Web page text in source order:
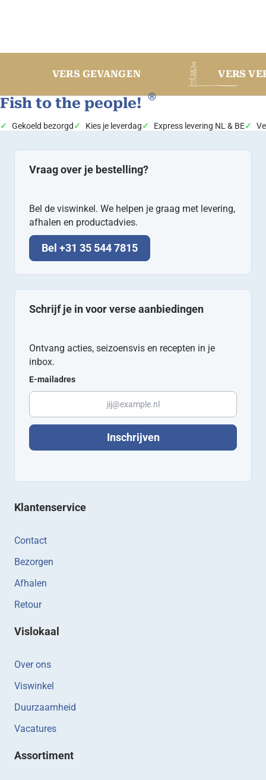
VERS GEVANGEN VERS VERWERKT
Fish to the people! ®
Gekoeld bezorgd Kies je leverdag Express levering NL & BE
Vraag over je bestelling?
Bel de viswinkel. We helpen je graag met levering,
afhalen en productadvies.
Bel +31 35 544 7815
Schrijf je in voor verse aanbiedingen
Ontvang acties, seizoensvis en recepten in je
inbox.
E-mailadres
Inschrijven
Klantenservice
Contact
Bezorgen
Afhalen
Retour
Vislokaal
Over ons
Viswinkel
Duurzaamheid
Vacatures
Assortiment